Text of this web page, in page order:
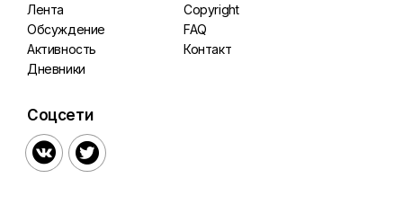
Лента
Обсуждение
Активность
Дневники
Copyright
FAQ
Контакт
Соцсети
 